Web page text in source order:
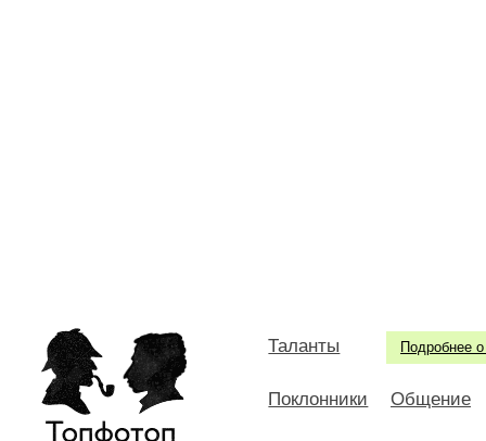
Подробнее о
Таланты
Поклонники Общение